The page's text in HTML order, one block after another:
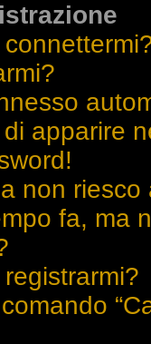
apparire
non riesco
fa, ma